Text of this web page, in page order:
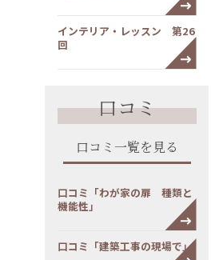
インテリア・レッスン 第26
回
口コミ
口コミ一覧を見る
口コミ「わが家の扉 種類と
機能性」
口コミ「建築工事の現場で」